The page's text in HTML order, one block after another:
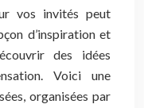
vos invités peut
d’inspiration et
des idées
Voici une
organisées par